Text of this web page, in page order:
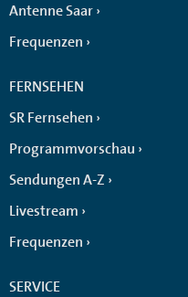
Antenne Saar
Frequenzen
FERNSEHEN
SR Fernsehen
Programmvorschau
Sendungen A-Z
Livestream
Frequenzen
SERVICE